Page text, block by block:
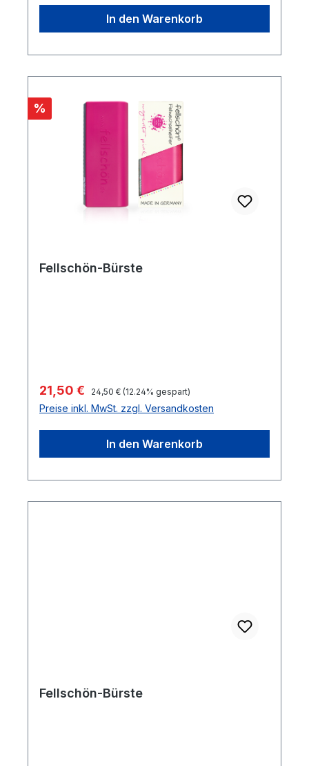
In den Warenkorb
Rabatt
%
Fellschön-Bürste
Verkaufspreis:
21,50 € Regulärer Preis:
24,50 € (12.24% gespart)
Preise inkl. MwSt. zzgl. Versandkosten
In den Warenkorb
Fellschön-Bürste